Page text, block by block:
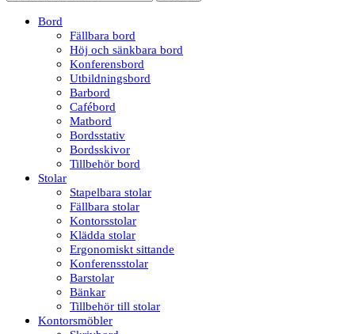
Bord
Fällbara bord
Höj och sänkbara bord
Konferensbord
Utbildningsbord
Barbord
Cafébord
Matbord
Bordsstativ
Bordsskivor
Tillbehör bord
Stolar
Stapelbara stolar
Fällbara stolar
Kontorsstolar
Klädda stolar
Ergonomiskt sittande
Konferensstolar
Barstolar
Bänkar
Tillbehör till stolar
Kontorsmöbler